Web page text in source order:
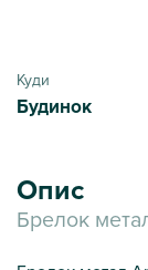
Куди
Будинок
Опис
Брелок